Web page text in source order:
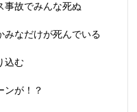
故でみんな死ぬ
なだけが死んでいる
込む
ンが！？